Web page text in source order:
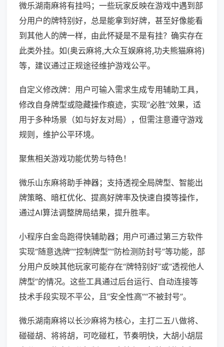
微乐湖南麻将有挂吗；一些玩家反映在游戏中遇到部
分用户的牌特别好，总是能拿到好牌，甚至好像能看
到其他人的牌一样，由此怀疑是不是有挂？确实存在
此类外挂。如(奥云麻将,大众互娱麻将,功夫熊猫麻将)
等，建议通过正规途径维护游戏公平。
自定义修改牌：用户可输入需求生成专用辅助工具，
修改自身牌型或隐藏操作痕迹，实现“必胜”效果，适
用于多种场景（如与好友对局），但需注意遵守游戏
规则，维护公平环境。
聚焦相关游戏功能优势与特色！
微乐山东麻将助手神器；支持透视全局牌型、智能出
牌策略、暗杠优化、提高好牌率及快速自摸等操作，
通过AI算法调整牌局结果，提升胜率。
小程序白金岛跑得快辅助器；用户可通过第三方软件
实现“随意选牌”“控制牌型”“防检测防封号”等功能，部
分用户反映其他玩家可能存在“牌特别好”或“透视他人
牌型”的情况。这些工具通过后台运行、自动连接等
技术手段实现不平公，且“安全性高”“不被封号”。
微乐湖南麻将以长沙麻将为核心，主打二五八做将、
碰碰胡、将将胡，可吃碰杠，节奏明快，大胡小胡层